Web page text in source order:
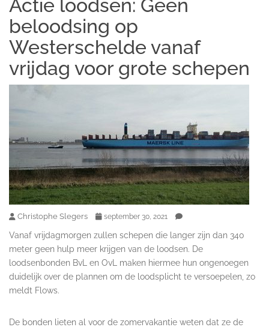
Actie loodsen: Geen
beloodsing op
Westerschelde vanaf
vrijdag voor grote schepen
Christophe Slegers september 30, 2021
Vanaf vrijdagmorgen zullen schepen die langer zijn dan 340
meter geen hulp meer krijgen van de loodsen. De
loodsenbonden BvL en OvL maken hiermee hun ongenoegen
duidelijk over de plannen om de loodsplicht te versoepelen, zo
meldt Flows.
De bonden lieten al voor de zomervakantie weten dat ze de